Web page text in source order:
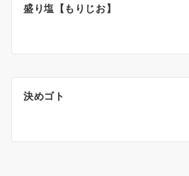
ゲ
シ
盛り塩【もりじお】
決めゴト